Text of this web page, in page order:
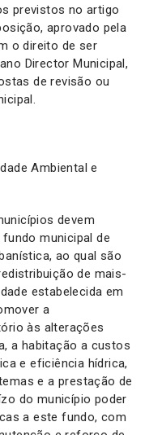
previstos no artigo
aprovado pela
o direito de ser
Director Municipal,
de revisão ou
Ambiental e
devem
municipal de
ao qual são
de mais-
estabelecida em
promover a
às alterações
a habitação a custos
e eficiência hídrica,
e a prestação de
do município poder
a este fundo, com